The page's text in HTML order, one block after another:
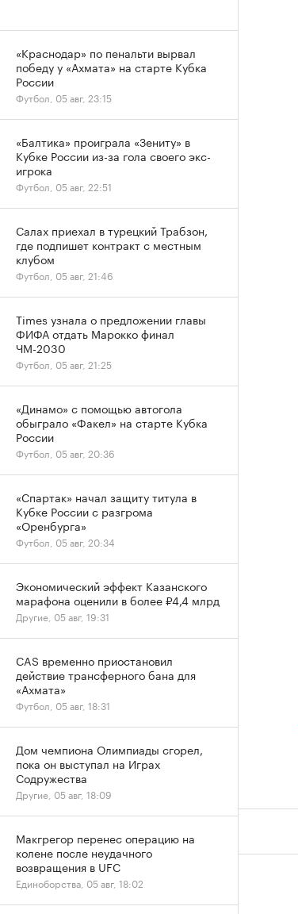
«Краснодар» по пенальти вырвал
победу у «Ахмата» на старте Кубка
России
Футбол, 05 авг, 23:15
«Балтика» проиграла «Зениту» в
Кубке России из-за гола своего экс-
игрока
Футбол, 05 авг, 22:51
Салах приехал в турецкий Трабзон,
где подпишет контракт с местным
клубом
Футбол, 05 авг, 21:46
Times узнала о предложении главы
ФИФА отдать Марокко финал
ЧМ-2030
Футбол, 05 авг, 21:25
«Динамо» с помощью автогола
обыграло «Факел» на старте Кубка
России
Футбол, 05 авг, 20:36
«Спартак» начал защиту титула в
Кубке России с разгрома
«Оренбурга»
Футбол, 05 авг, 20:34
Экономический эффект Казанского
марафона оценили в более ₽4,4 млрд
Другие, 05 авг, 19:31
CAS временно приостановил
действие трансферного бана для
«Ахмата»
Футбол, 05 авг, 18:31
Дом чемпиона Олимпиады сгорел,
пока он выступал на Играх
Содружества
Другие, 05 авг, 18:09
Макгрегор перенес операцию на
колене после неудачного
возвращения в UFC
Единоборства, 05 авг, 18:02